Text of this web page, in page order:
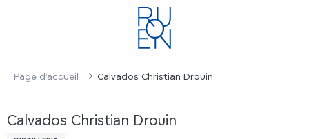
Page d’accueil Calvados Christian Drouin
Calvados Christian Drouin